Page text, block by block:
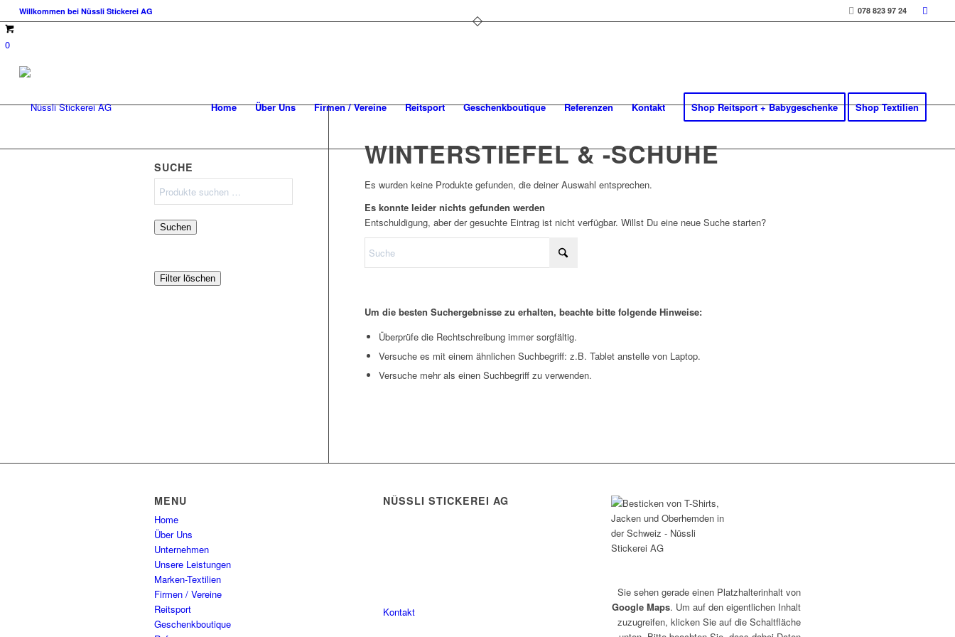
Willkommen bei Nüssli Stickerei AG 078 823 97 24
0
Home Über Uns Firmen / Vereine Reitsport Geschenkboutique Referenzen Kontakt Shop Reitsport + Babygeschenke Shop Textilien
WINTERSTIEFEL & -SCHUHE
Es wurden keine Produkte gefunden, die deiner Auswahl entsprechen.
Es konnte leider nichts gefunden werden
Entschuldigung, aber der gesuchte Eintrag ist nicht verfügbar. Willst Du eine neue Suche starten?
Um die besten Suchergebnisse zu erhalten, beachte bitte folgende Hinweise:
Überprüfe die Rechtschreibung immer sorgfältig.
Versuche es mit einem ähnlichen Suchbegriff: z.B. Tablet anstelle von Laptop.
Versuche mehr als einen Suchbegriff zu verwenden.
SUCHE
Suchen
Filter löschen
MENU
Home
Über Uns
Unternehmen
Unsere Leistungen
Marken-Textilien
Firmen / Vereine
Reitsport
Geschenkboutique
NÜSSLI STICKEREI AG
Kontakt
Sie sehen gerade einen Platzhalterinhalt von
Google Maps. Um auf den eigentlichen Inhalt
zuzugreifen, klicken Sie auf die Schaltfläche